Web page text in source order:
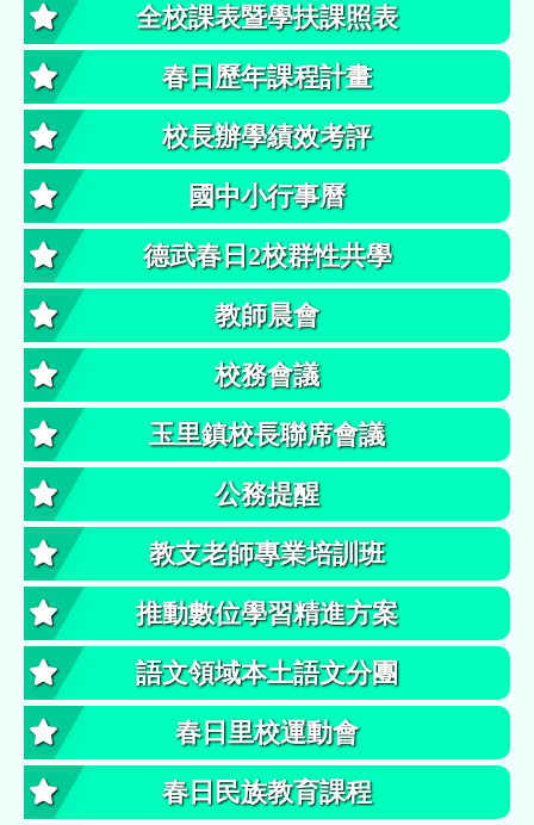
全校課表暨學扶課照表
春日歷年課程計畫
校長辦學績效考評
國中小行事曆
德武春日2校群性共學
教師晨會
校務會議
玉里鎮校長聯席會議
公務提醒
教支老師專業培訓班
推動數位學習精進方案
語文領域本土語文分團
春日里校運動會
春日民族教育課程